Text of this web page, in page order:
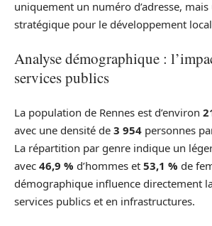
uniquement un numéro d’adresse,
stratégique pour le développement
Analyse démographique :
services publics
La population de Rennes est d’environ
avec une densité de 3 954 personnes
La répartition par genre indique un
avec 46,9 % d’hommes et 53,1 % de
démographique influence directement
services publics et en infrastructures.